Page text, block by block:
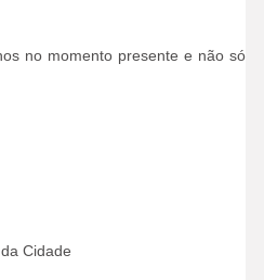
no momento presente e não só
Cidade